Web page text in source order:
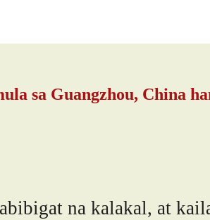
sa Guangzhou, China
na kalakal, at